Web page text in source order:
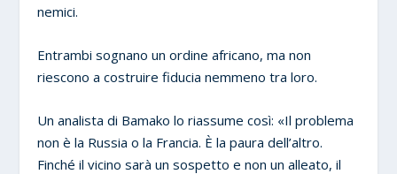
nemici.
Entrambi sognano un ordine africano, ma non
riescono a costruire fiducia nemmeno tra loro.
Un analista di Bamako lo riassume così: «Il problema
non è la Russia o la Francia. È la paura dell’altro.
Finché il vicino sarà un sospetto e non un alleato, il